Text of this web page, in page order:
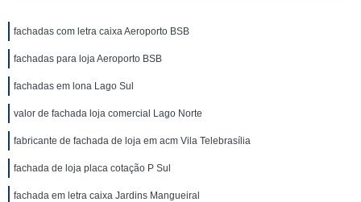
fachadas com letra caixa Aeroporto BSB
fachadas para loja Aeroporto BSB
fachadas em lona Lago Sul
valor de fachada loja comercial Lago Norte
fabricante de fachada de loja em acm Vila Telebrasília
fachada de loja placa cotação P Sul
fachada em letra caixa Jardins Mangueiral